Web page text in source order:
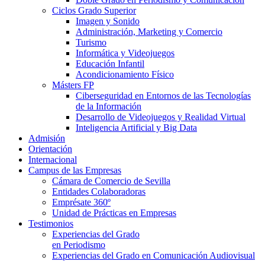
Ciclos Grado Superior
Imagen y Sonido
Administración, Marketing y Comercio
Turismo
Informática y Videojuegos
Educación Infantil
Acondicionamiento Físico
Másters FP
Ciberseguridad en Entornos de las Tecnologías
de la Información
Desarrollo de Videojuegos y Realidad Virtual
Inteligencia Artificial y Big Data
Admisión
Orientación
Internacional
Campus de las Empresas
Cámara de Comercio de Sevilla
Entidades Colaboradoras
Emprésate 360º
Unidad de Prácticas en Empresas
Testimonios
Experiencias del Grado
en Periodismo
Experiencias del Grado en Comunicación Audiovisual